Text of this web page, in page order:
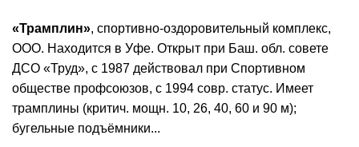
«Трамплин», спортивно-оздоровительный комплекс,
ООО. Находится в Уфе. Открыт при Баш. обл. совете
ДСО «Труд», с 1987 действовал при Спортивном
обществе профсоюзов, с 1994 совр. статус. Имеет
трамплины (критич. мощн. 10, 26, 40, 60 и 90 м);
бугельные подъёмники...